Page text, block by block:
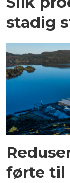
stadig
førte til